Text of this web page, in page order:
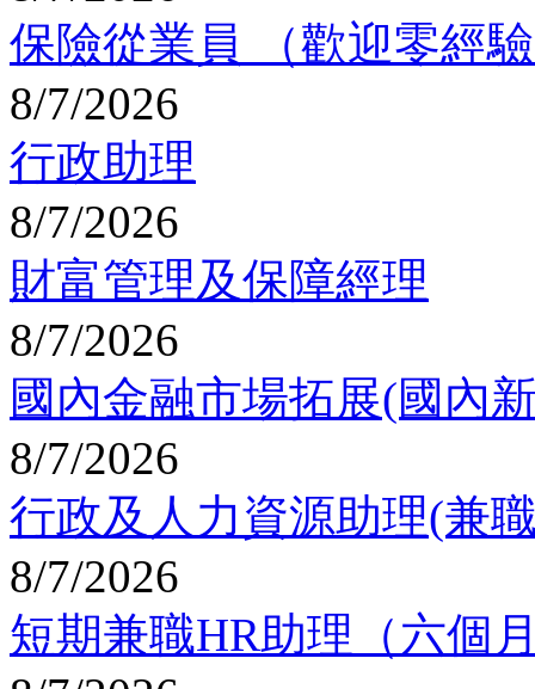
保險從業員 （歡迎零經
8/7/2026
行政助理
8/7/2026
財富管理及保障經理
8/7/2026
國內金融市場拓展(國內
8/7/2026
行政及人力資源助理(兼
8/7/2026
短期兼職HR助理（六個